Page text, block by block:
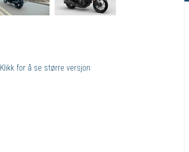
Klikk for å se større versjon